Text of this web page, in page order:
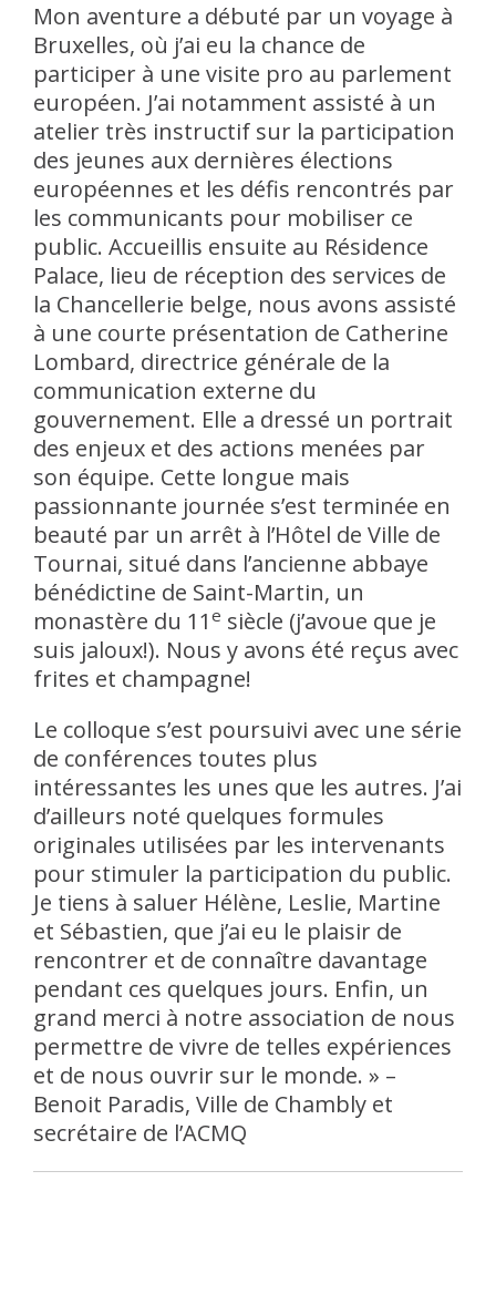
Mon aventure a débuté par un voyage à
Bruxelles, où j’ai eu la chance de
participer à une visite pro au parlement
européen. J’ai notamment assisté à un
atelier très instructif sur la participation
des jeunes aux dernières élections
européennes et les défis rencontrés par
les communicants pour mobiliser ce
public. Accueillis ensuite au Résidence
Palace, lieu de réception des services de
la Chancellerie belge, nous avons assisté
à une courte présentation de Catherine
Lombard, directrice générale de la
communication externe du
gouvernement. Elle a dressé un portrait
des enjeux et des actions menées par
son équipe. Cette longue mais
passionnante journée s’est terminée en
beauté par un arrêt à l’Hôtel de Ville de
Tournai, situé dans l’ancienne abbaye
bénédictine de Saint-Martin, un
monastère du 11 e siècle (j’avoue que je
suis jaloux!). Nous y avons été reçus avec
frites et champagne!
Le colloque s’est poursuivi avec une série
de conférences toutes plus
intéressantes les unes que les autres. J’ai
d’ailleurs noté quelques formules
originales utilisées par les intervenants
pour stimuler la participation du public.
Je tiens à saluer Hélène, Leslie, Martine
et Sébastien, que j’ai eu le plaisir de
rencontrer et de connaître davantage
pendant ces quelques jours. Enfin, un
grand merci à notre association de nous
permettre de vivre de telles expériences
et de nous ouvrir sur le monde. » –
Benoit Paradis, Ville de Chambly et
secrétaire de l’ACMQ